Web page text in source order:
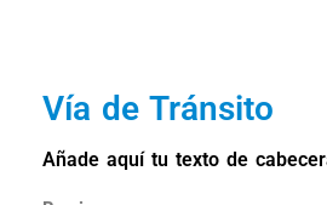
Vía de Tránsito
Añade aquí tu texto de